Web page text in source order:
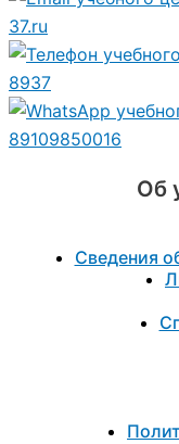
37.ru
8937
89109850016
Об
Сведения